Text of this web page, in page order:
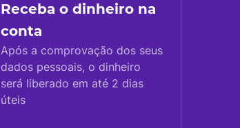
Receba o dinheiro na
conta
Após a comprovação dos seus
dados pessoais, o dinheiro
será liberado em até 2 dias
úteis